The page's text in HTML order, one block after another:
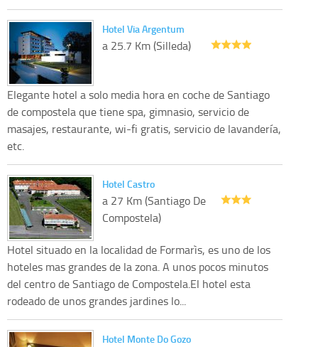
Hotel Via Argentum
a 25.7 Km (Silleda)
Elegante hotel a solo media hora en coche de Santiago
de compostela que tiene spa, gimnasio, servicio de
masajes, restaurante, wi-fi gratis, servicio de lavandería,
etc.
Hotel Castro
a 27 Km (Santiago De
Compostela)
Hotel situado en la localidad de Formarìs, es uno de los
hoteles mas grandes de la zona. A unos pocos minutos
del centro de Santiago de Compostela.El hotel esta
rodeado de unos grandes jardines lo...
Hotel Monte Do Gozo